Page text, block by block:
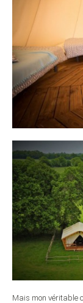
Mais mon véritable